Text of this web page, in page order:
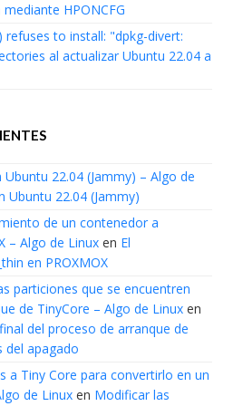
HPONCFG
refuses to install: "dpkg-divert:
al actualizar Ubuntu 22.04 a
Ubuntu 22.04 (Jammy) – Algo de
Ubuntu 22.04 (Jammy)
de un contenedor a
– Algo de Linuxen El
en PROXMOX
particiones que se encuentren
de TinyCore – Algo de Linuxen
del proceso de arranque de
del apagado
a Tiny Core para convertirlo en un
de Linuxen Modificar las